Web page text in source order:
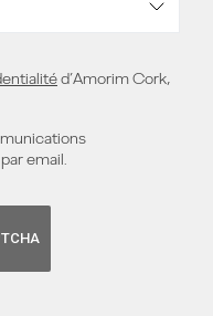
d’Amorim Cork,
email.